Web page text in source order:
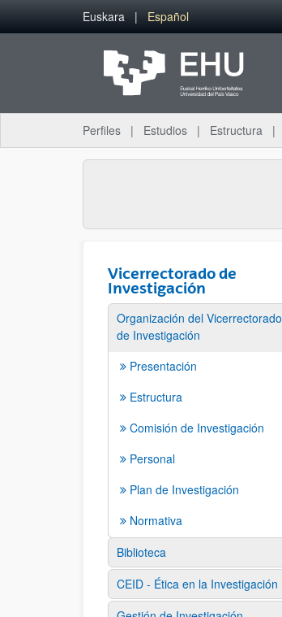
Saltar al contenido principal
Euskara Español
Perfiles Estudios Estructura
Vicerrectorado de
Investigación
Organización del Vicerrectorado
de Investigación
Presentación
Estructura
Comisión de Investigación
Personal
Plan de Investigación
Normativa
Biblioteca
CEID - Ética en la Investigación